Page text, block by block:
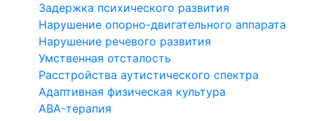
Задержка психического развития
Нарушение опорно-двигательного аппарата
Нарушение речевого развития
Умственная отсталость
Расстройства аутистического спектра
Адаптивная физическая культура
ABA-терапия